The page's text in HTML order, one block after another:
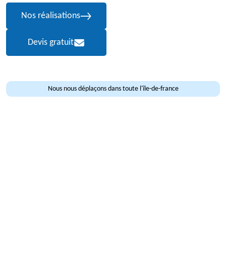
Nos réalisations
Devis gratuit
Nous nous déplaçons dans toute l'île-de-france